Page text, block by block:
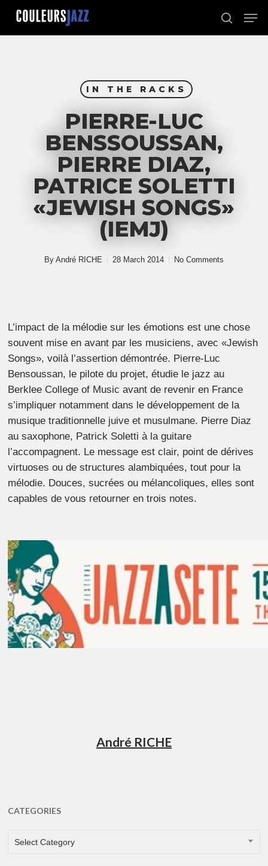
Skip
main
search
IN THE RACKS
PIERRE-LUC
BENSSOUSSAN,
PIERRE DIAZ,
PATRICE SOLETTI
«JEWISH SONGS»
(IEMJ)
By André RICHE 28 March 2014 No Comments
L’impact de la mélodie sur les émotions est une chose
souvent mise en avant par les musiciens, avec «Jewish
Songs», voilà l’assertion démontrée. Pierre-Luc
Bensoussan, le pilote du projet, étudie le jazz au
Berklee College of Music avant de revenir en France
s’impliquer notamment dans le développement de la
musique traditionnelle juive et musulmane. Pierre Diaz
au saxophone, Patrick Soletti à la guitare
l’accompagnent. Le message est clair, point de dérives
virtuoses ou de structures alambiquées, tout pour la
mélodie. Douces, sucrées ou mélancoliques, elles sont
capables de vous retourner en trois notes.
André RICHE
CATEGORIES
CATEGORIES
Select Category
Close